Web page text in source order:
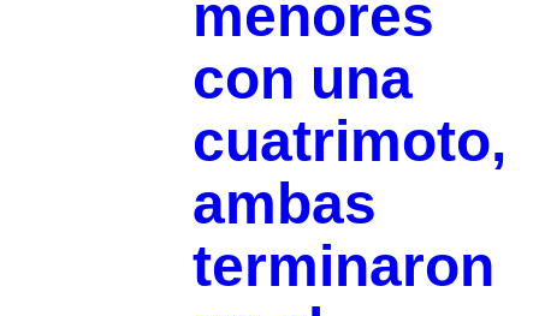
menores
con una
cuatrimoto,
ambas
terminaron